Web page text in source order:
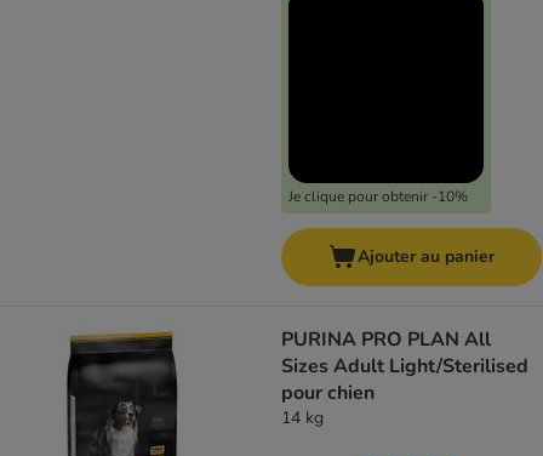
Je clique pour obtenir -10%
Ajouter au panier
PURINA PRO PLAN All
Sizes Adult Light/Sterilised
pour chien
14 kg